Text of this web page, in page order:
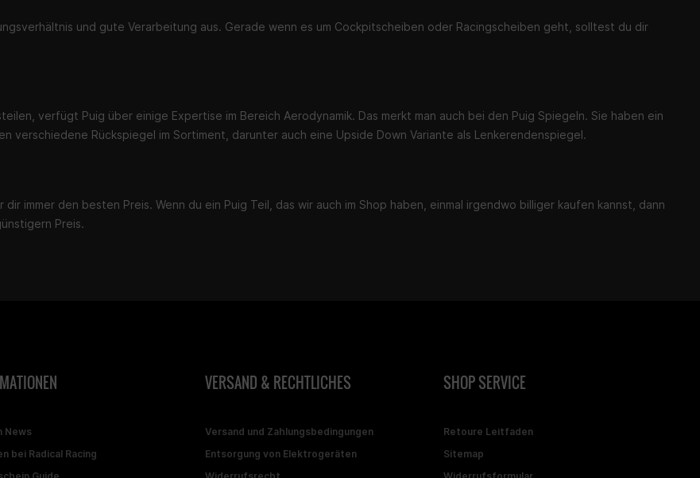
und gute Verarbeitung aus. Gerade wenn es um Cockpitscheiben oder Racingscheiben geht, solltest du dir
verfügt Puig über einige Expertise im Bereich Aerodynamik. Das merkt man auch bei den Puig Spiegeln. Sie haben ein
verschiedene Rückspiegel im Sortiment, darunter auch eine Upside Down Variante als Lenkerendenspiegel.
immer den besten Preis. Wenn du ein Puig Teil, das wir auch im Shop haben, einmal irgendwo billiger kaufen kannst, dann
Preis.
News
bei Radical Racing
VERSAND & RECHTLICHES
Versand und Zahlungsbedingungen
Entsorgung von Elektrogeräten
SHOP SERVICE
Retoure Leitfaden
Sitemap